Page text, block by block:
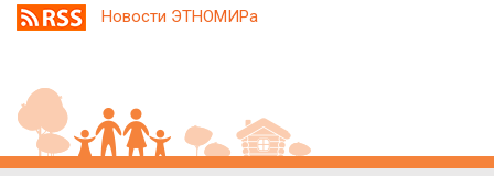
Новости ЭТНОМИРа